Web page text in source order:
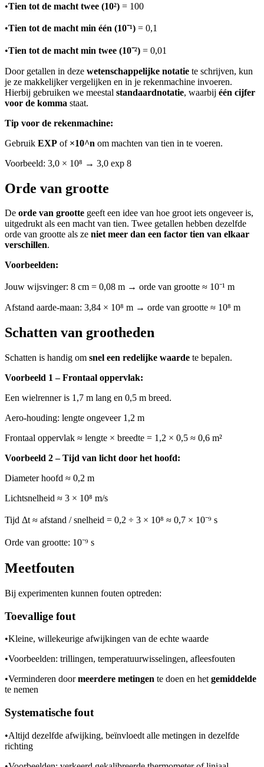
•Tien tot de macht twee (10²) = 100
•Tien tot de macht min één (10⁻¹) = 0,1
•Tien tot de macht min twee (10⁻²) = 0,01
Door getallen in deze wetenschappelijke notatie te schrijven, kun
je ze makkelijker vergelijken en in je rekenmachine invoeren.
Hierbij gebruiken we meestal standaardnotatie, waarbij één cijfer
voor de komma staat.
Tip voor de rekenmachine:
Gebruik EXP of ×10^n om machten van tien in te voeren.
Voorbeeld: 3,0 × 10⁸ → 3,0 exp 8
Orde van grootte
De orde van grootte geeft een idee van hoe groot iets ongeveer is,
uitgedrukt als een macht van tien. Twee getallen hebben dezelfde
orde van grootte als ze niet meer dan een factor tien van elkaar
verschillen.
Voorbeelden:
Jouw wijsvinger: 8 cm = 0,08 m → orde van grootte ≈ 10⁻¹ m
Afstand aarde-maan: 3,84 × 10⁸ m → orde van grootte ≈ 10⁸ m
Schatten van grootheden
Schatten is handig om snel een redelijke waarde te bepalen.
Voorbeeld 1 – Frontaal oppervlak:
Een wielrenner is 1,7 m lang en 0,5 m breed.
Aero-houding: lengte ongeveer 1,2 m
Frontaal oppervlak ≈ lengte × breedte = 1,2 × 0,5 ≈ 0,6 m²
Voorbeeld 2 – Tijd van licht door het hoofd:
Diameter hoofd ≈ 0,2 m
Licht­snelheid ≈ 3 × 10⁸ m/s
Tijd Δt ≈ afstand / snelheid = 0,2 ÷ 3 × 10⁸ ≈ 0,7 × 10⁻⁹ s
Orde van grootte: 10⁻⁹ s
Meetfouten
Bij experimenten kunnen fouten optreden:
Toevallige fout
•Kleine, willekeurige afwijkingen van de echte waarde
•Voorbeelden: trillingen, temperatuurwisselingen, afleesfouten
•Verminderen doormeerdere metingen te doen en hetgemiddelde
te nemen
Systematische fout
•Altijd dezelfde afwijking, beïnvloedt alle metingen in dezelfde
richting